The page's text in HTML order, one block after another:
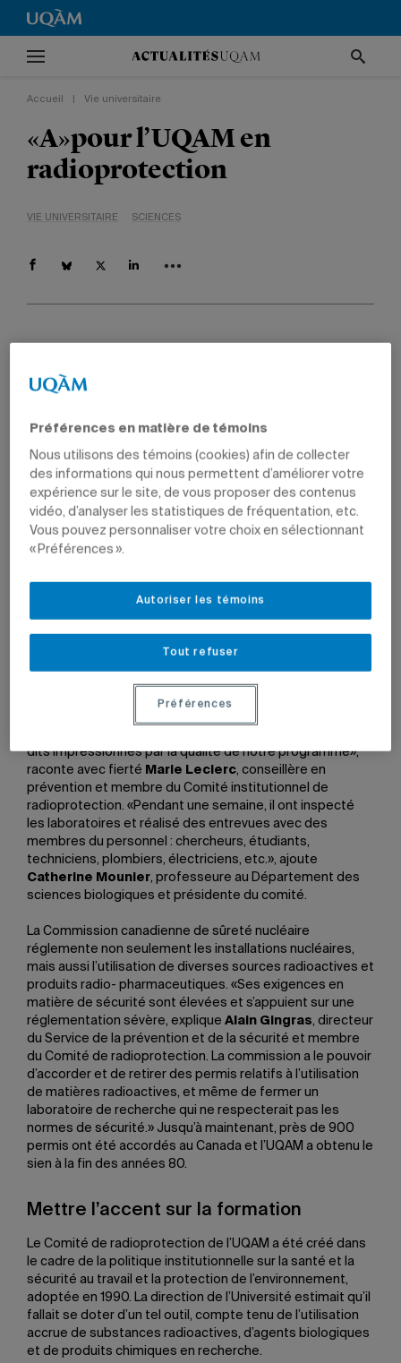
Accueil Vie universitaire
«A»pour l’UQAM en
radioprotection
VIE UNIVERSITAIRE SCIENCES
4 février 2008 à 0 h 02
Mis à jour le 17 avril 2015 à 16 h 04
Le cinéma hollywoodien raffole depuis toujours
d’histoires où des savants, sous l’effet de rayons
radioactifs, se transforment en créatures monstrueuses,
comme le célèbre Hulk. On peut en rire, mais il reste que
de nombreux scientifiques au Canada utilisent, à des fins
de recherche et d’enseignement, des matières
Des représentants de la Commission canadienne de
sûreté nucléaire sont justement venus à l’UQAM en
dits impressionnés par la qualité de notre programme»,
raconte avec fierté Marie Leclerc, conseillère en
prévention et membre du Comité institutionnel de
radioprotection. «Pendant une semaine, il ont inspecté
les laboratoires et réalisé des entrevues avec des
membres du personnel : chercheurs, étudiants,
techniciens, plombiers, électriciens, etc.», ajoute
Catherine Mounier, professeure au Département des
sciences biologiques et présidente du comité.
La Commission canadienne de sûreté nucléaire
réglemente non seulement les installations nucléaires,
mais aussi l’utilisation de diverses sources radioactives et
produits radio- pharmaceutiques. «Ses exigences en
matière de sécurité sont élevées et s’appuient sur une
réglementation sévère, explique Alain Gingras, directeur
du Service de la prévention et de la sécurité et membre
du Comité de radioprotection. La commission a le pouvoir
d’accorder et de retirer des permis relatifs à l’utilisation
de matières radioactives, et même de fermer un
laboratoire de recherche qui ne respecterait pas les
normes de sécurité.» Jusqu’à maintenant, près de 900
permis ont été accordés au Canada et l’UQAM a obtenu le
sien à la fin des années 80.
Mettre l’accent sur la formation
Le Comité de radioprotection de l’UQAM a été créé dans
le cadre de la politique institutionnelle sur la santé et la
sécurité au travail et la protection de l’environnement,
adoptée en 1990. La direction de l’Université estimait qu’il
fallait se doter d’un tel outil, compte tenu de l’utilisation
accrue de substances radioactives, d’agents biologiques
et de produits chimiques en recherche.
Préférences en matière de témoins
Nous utilisons des témoins (cookies) afin de collecter
des informations qui nous permettent d’améliorer votre
expérience sur le site, de vous proposer des contenus
vidéo, d’analyser les statistiques de fréquentation, etc.
Vous pouvez personnaliser votre choix en sélectionnant
« Préférences ».
Tout refuser
Autoriser les témoins
Préférences